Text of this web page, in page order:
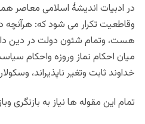
در ادبیات اندیشۀ اسلامی معاصر
وقاطعیت تکرار می شود که:
هست، وتمام شئون دولت در دین
میان احکام نماز وروزه واحکام
خداوند ثابت وتغیر ناپذیراند،
تمام این مقوله ها نیاز به بازنگری